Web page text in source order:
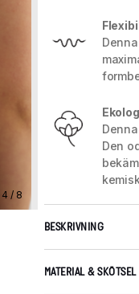
4 / 8
Den
BESKRIVNING
MATERIAL & SKÖTSEL